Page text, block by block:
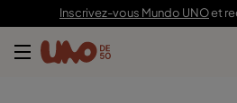
Inscrivez-vous Mundo UNOet